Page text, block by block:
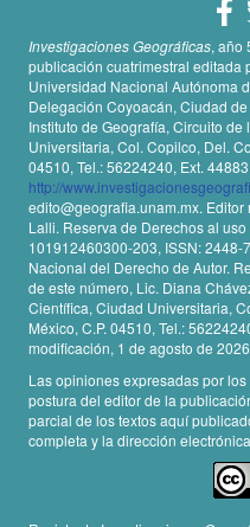
Investigaciones Geográficas, año
publicación cuatrimestral editada
Universidad Nacional Autónoma
Delegación Coyoacán, Ciudad
Instituto de Geografía, Circuito
Universitaria, Col. Copilco, Del.
04510, Tel.: 56224240, Ext. 44883,
http://
edito@geografia.unam.mx.
Lalli. Reserva de Derechos al
101912460300-203, ISSN: 2448-
Nacional del Derecho de Autor.
de este número, Lic. Diana
Científica, Ciudad Universitaria,
México, C.P. 04510, Tel.:
modificación, 1 de agosto de
Las opiniones expresadas por
postura del editor de la
parcial de los textos aquí
completa y la dirección